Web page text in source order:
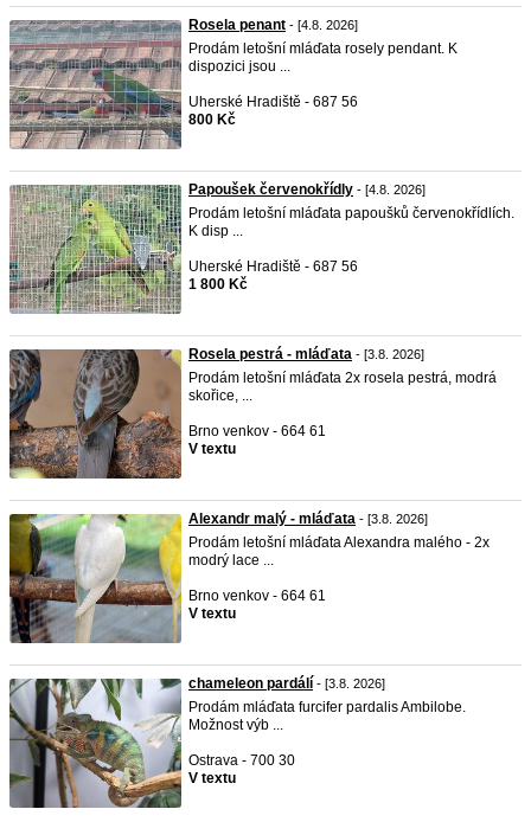
Rosela penant - [4.8. 2026]
Prodám letošní mláďata rosely pendant. K
dispozici jsou ...
Uherské Hradiště - 687 56
800 Kč
Papoušek červenokřídly - [4.8. 2026]
Prodám letošní mláďata papoušků červenokřídlích.
K disp ...
Uherské Hradiště - 687 56
1 800 Kč
Rosela pestrá - mláďata - [3.8. 2026]
Prodám letošní mláďata 2x rosela pestrá, modrá
skořice, ...
Brno venkov - 664 61
V textu
Alexandr malý - mláďata - [3.8. 2026]
Prodám letošní mláďata Alexandra malého - 2x
modrý lace ...
Brno venkov - 664 61
V textu
chameleon pardálí - [3.8. 2026]
Prodám mláďata furcifer pardalis Ambilobe.
Možnost výb ...
Ostrava - 700 30
V textu